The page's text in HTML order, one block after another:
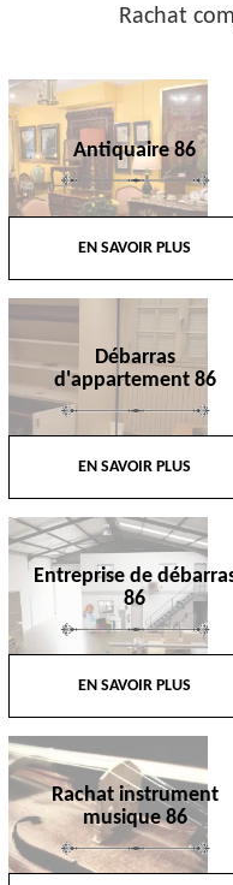
Rachat
Antiquaire 86
EN SAVOIR PLUS
Débarras
d'appartement 86
EN SAVOIR PLUS
Entreprise de
86
EN SAVOIR PLUS
Rachat instrument
musique 86